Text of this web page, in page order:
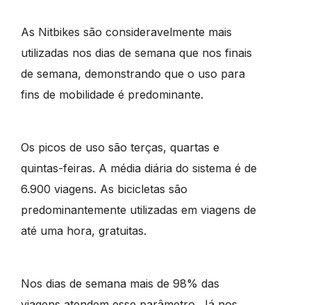
As Nitbikes são consideravelmente mais
utilizadas nos dias de semana que nos finais
de semana, demonstrando que o uso para
fins de mobilidade é predominante.
Os picos de uso são terças, quartas e
quintas-feiras. A média diária do sistema é de
6.900 viagens. As bicicletas são
predominantemente utilizadas em viagens de
até uma hora, gratuitas.
Nos dias de semana mais de 98% das